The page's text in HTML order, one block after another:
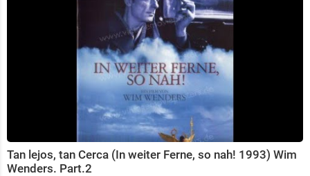
Tan lejos, tan Cerca (In weiter Ferne, so nah! 1993) Wim
Wenders. Part.2